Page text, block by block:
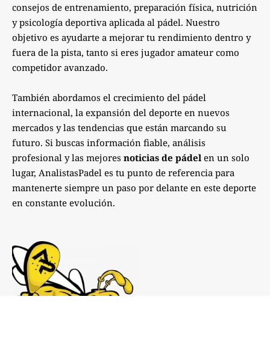
consejos de entrenamiento, preparación física, nutrición
y psicología deportiva aplicada al pádel. Nuestro
objetivo es ayudarte a mejorar tu rendimiento dentro y
fuera de la pista, tanto si eres jugador amateur como
competidor avanzado.
También abordamos el crecimiento del pádel
internacional, la expansión del deporte en nuevos
mercados y las tendencias que están marcando su
futuro. Si buscas información fiable, análisis
profesional y las mejores noticias de pádel en un solo
lugar, AnalistasPadel es tu punto de referencia para
mantenerte siempre un paso por delante en este deporte
en constante evolución.